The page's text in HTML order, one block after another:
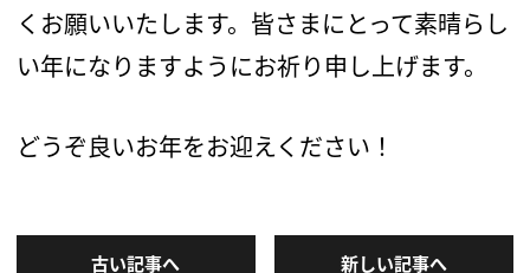
くお願いいたします。皆さまにとって素晴らし
い年になりますようにお祈り申し上げます。
どうぞ良いお年をお迎えください！
古い記事へ 新しい記事へ